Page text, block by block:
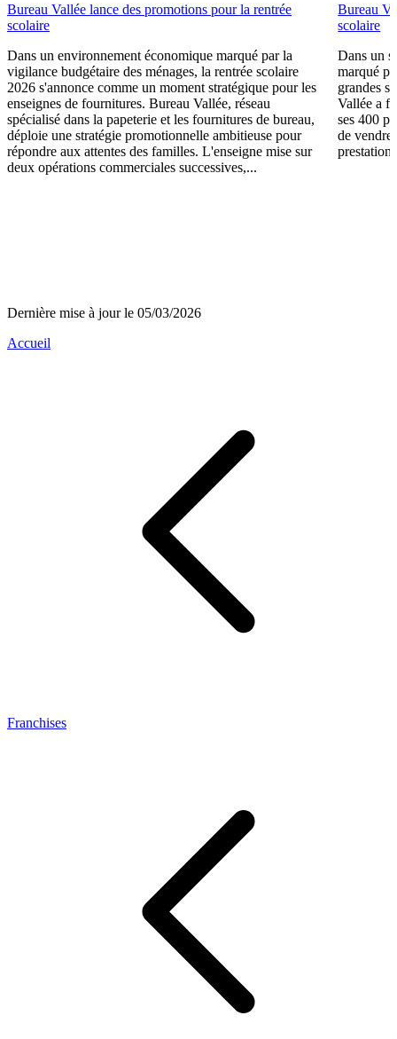
Bureau Vallée lance des promotions pour la rentrée
scolaire
Dans un environnement économique marqué par la
vigilance budgétaire des ménages, la rentrée scolaire
2026 s'annonce comme un moment stratégique pour les
enseignes de fournitures. Bureau Vallée, réseau
spécialisé dans la papeterie et les fournitures de bureau,
déploie une stratégie promotionnelle ambitieuse pour
répondre aux attentes des familles. L'enseigne mise sur
deux opérations commerciales successives,...
Bureau
scolaire
Dans un
marqué
grandes
Vallée a
ses 400
de vendre
Dernière mise à jour le 05/03/2026
Accueil
Franchises